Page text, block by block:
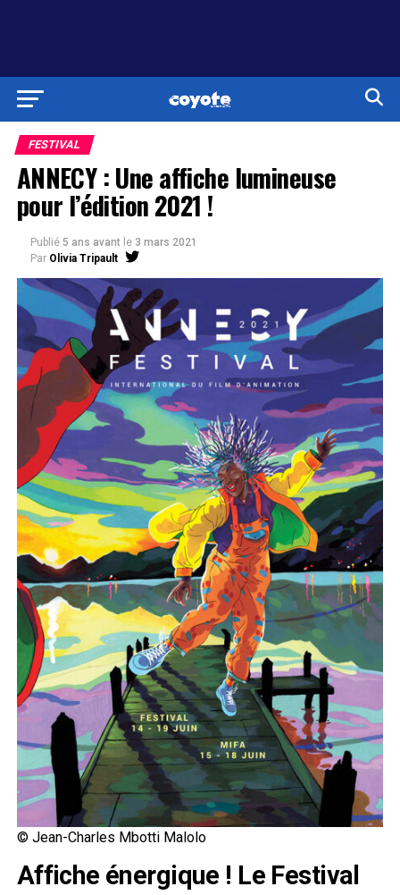
FESTIVAL
ANNECY : Une affiche lumineuse
pour l’édition 2021 !
Publié 5 ans avant le 3 mars 2021
Par Olivia Tripault
© Jean-Charles Mbotti Malolo
Affiche énergique ! Le Festival